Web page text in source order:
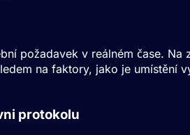
požadavek v reálném čase.
na faktory, jako je umístění
protokolu